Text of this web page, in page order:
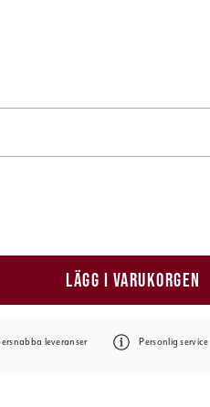
LÄGG I VARUKORGEN
leveranser Personlig service